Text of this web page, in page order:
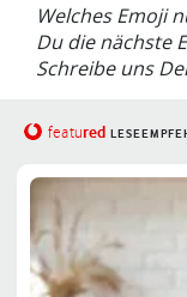
Welches Emoji
Du die nächste
Schreibe uns
featured